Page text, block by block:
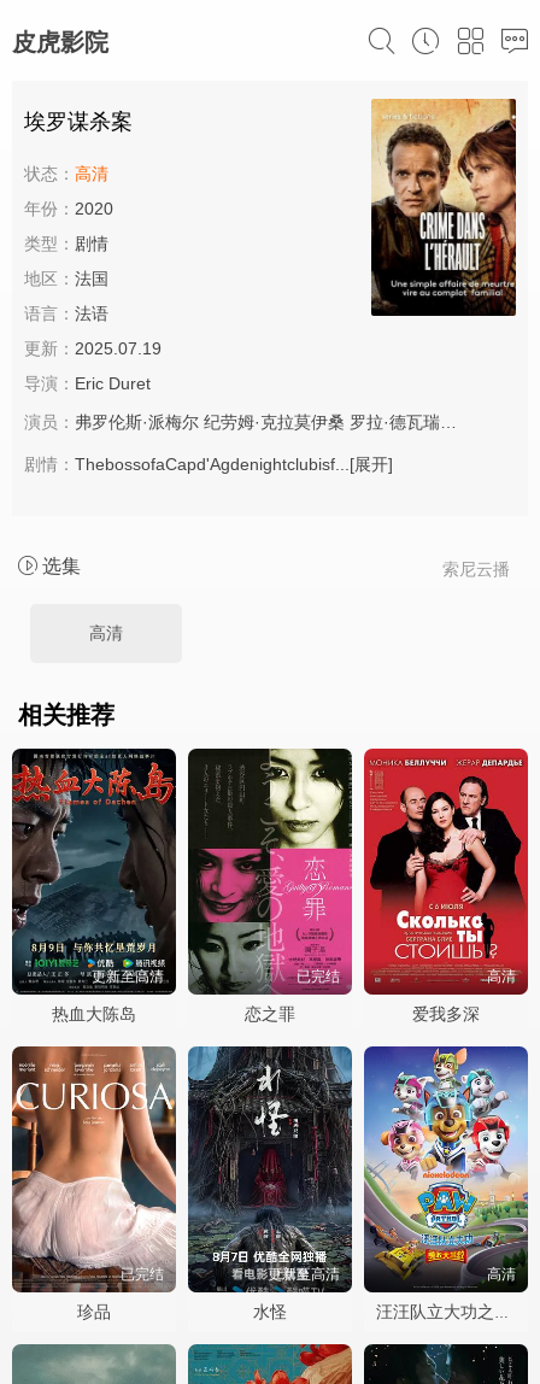
皮虎影院
埃罗谋杀案
状态： 高清
年份： 2020
类型： 剧情
地区： 法国
语言： 法语
更新： 2025.07.19
导演： Eric Duret
演员： 弗罗伦斯·派梅尔 纪劳姆·克拉莫伊桑 罗拉·德瓦瑞
剧情： ThebossofaCapd'Agdenightclubisf... [展开]
索尼云播
选集
高清
相关推荐
更新至高清
热血大陈岛
已完结
恋之罪
高清
爱我多深
已完结
珍品
更新至高清
水怪
高清
汪汪队立大功之勇敢大营救